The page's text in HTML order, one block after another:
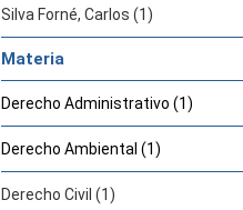
Silva Forné, Carlos (1)
Materia
Derecho Administrativo (1)
Derecho Ambiental (1)
Derecho Civil (1)